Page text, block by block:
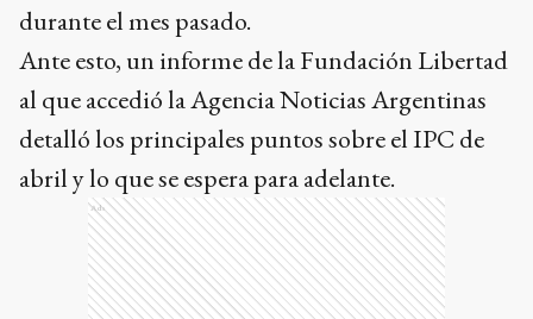
durante el mes pasado.
Ante esto, un informe de la Fundación Libertad
al que accedió la Agencia Noticias Argentinas
detalló los principales puntos sobre el IPC de
abril y lo que se espera para adelante.
Ads